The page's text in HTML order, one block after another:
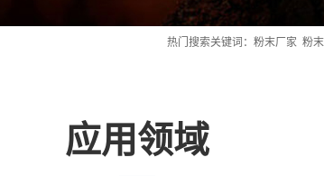
热门搜索关键词： 粉末厂家 粉
应用领域